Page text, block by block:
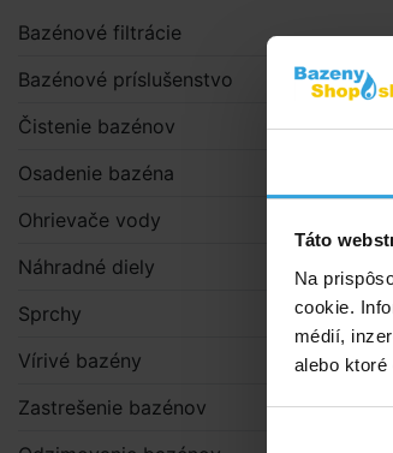
Táto
Na
cookie.
médií,
alebo
Bazénové filtrácie
Bazénové príslušenstvo
Čistenie bazénov
Osadenie bazéna
Ohrievače vody
Náhradné diely
Sprchy
Vírivé bazény
Zastrešenie bazénov